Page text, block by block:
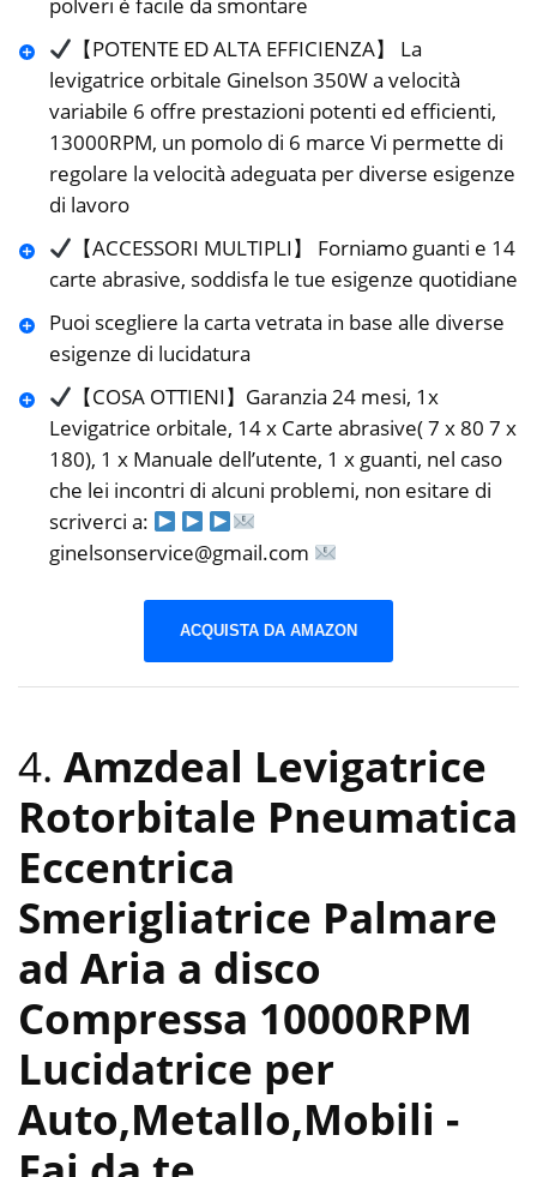
polveri è facile da smontare
【POTENTE ED ALTA EFFICIENZA】 La
levigatrice orbitale Ginelson 350W a velocità
variabile 6 offre prestazioni potenti ed efficienti,
13000RPM, un pomolo di 6 marce Vi permette di
regolare la velocità adeguata per diverse esigenze
di lavoro
【ACCESSORI MULTIPLI】 Forniamo guanti e 14
carte abrasive, soddisfa le tue esigenze quotidiane
Puoi scegliere la carta vetrata in base alle diverse
esigenze di lucidatura
【COSA OTTIENI】Garanzia 24 mesi, 1x
Levigatrice orbitale, 14 x Carte abrasive( 7 x 80 7 x
180), 1 x Manuale dell’utente, 1 x guanti, nel caso
che lei incontri di alcuni problemi, non esitare di
scriverci a:
ginelsonservice@gmail.com
ACQUISTA DA AMAZON
4. Amzdeal Levigatrice
Rotorbitale Pneumatica
Eccentrica
Smerigliatrice Palmare
ad Aria a disco
Compressa 10000RPM
Lucidatrice per
Auto,Metallo,Mobili -